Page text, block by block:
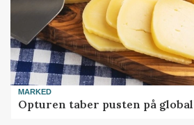
MARKED
Opturen taber pusten på